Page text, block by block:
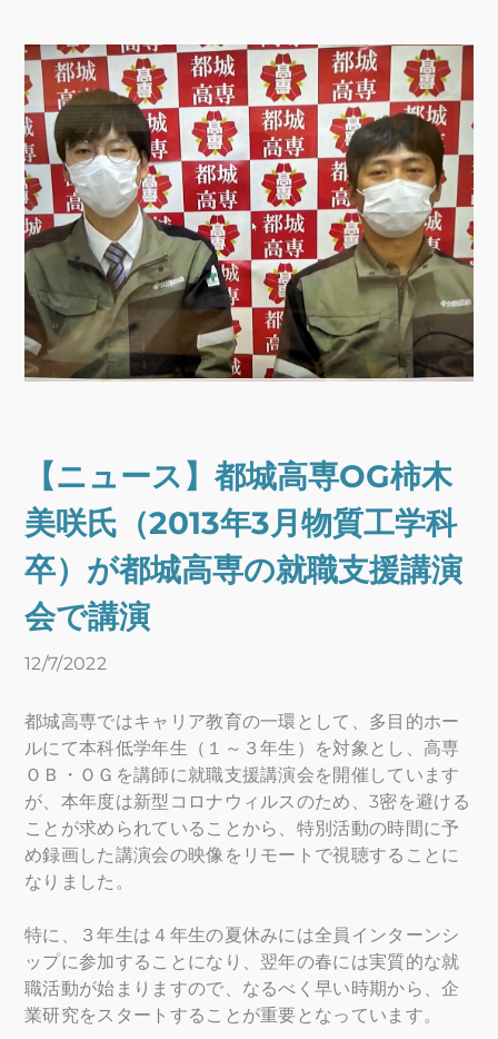
【ニュース】都城高専OG柿木
美咲氏（2013年3月物質工学科
卒）が都城高専の就職支援講演
会で講演
12/7/2022
都城高専ではキャリア教育の一環として、多目的ホー
ルにて本科低学年生（１～３年生）を対象とし、高専
ＯＢ・ＯＧを講師に就職支援講演会を開催しています
が、本年度は新型コロナウィルスのため、3密を避ける
ことが求められていることから、特別活動の時間に予
め録画した講演会の映像をリモートで視聴することに
なりました。
特に、３年生は４年生の夏休みには全員インターンシ
ップに参加することになり、翌年の春には実質的な就
職活動が始まりますので、なるべく早い時期から、企
業研究をスタートすることが重要となっています。